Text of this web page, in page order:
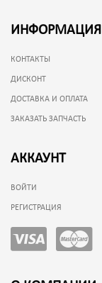
ИНФОРМАЦИЯ
КОНТАКТЫ
ДИСКОНТ
ДОСТАВКА И ОПЛАТА
ЗАКАЗАТЬ ЗАПЧАСТЬ
АККАУНТ
ВОЙТИ
РЕГИСТРАЦИЯ